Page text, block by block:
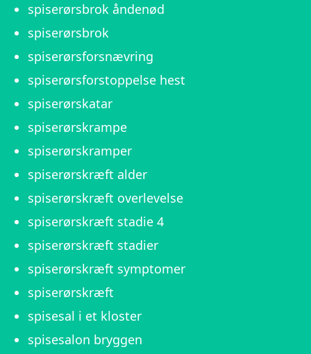
spiserørsbrok åndenød
spiserørsbrok
spiserørsforsnævring
spiserørsforstoppelse hest
spiserørskatar
spiserørskrampe
spiserørskramper
spiserørskræft alder
spiserørskræft overlevelse
spiserørskræft stadie 4
spiserørskræft stadier
spiserørskræft symptomer
spiserørskræft
spisesal i et kloster
spisesalon bryggen